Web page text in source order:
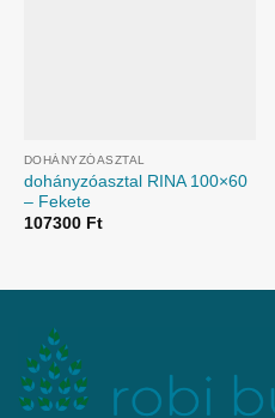
DOHÁNYZÓASZTAL
dohányzóasztal RINA 100×60
– Fekete
107300 Ft